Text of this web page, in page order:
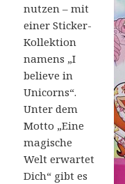
nutzen – mit
einer Sticker-
Kollektion
namens „I
believe in
Unicorns“.
Unter dem
Motto „Eine
magische
Welt erwartet
Dich“ gibt es